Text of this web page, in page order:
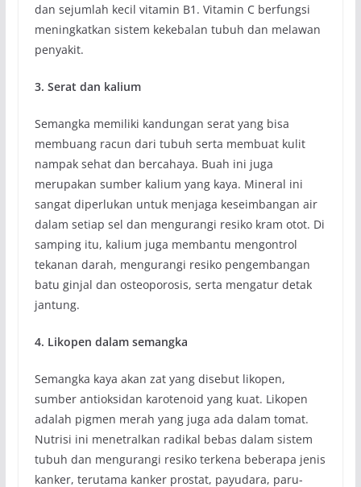
dan sejumlah kecil vitamin B1. Vitamin C berfungsi
meningkatkan sistem kekebalan tubuh dan melawan
penyakit.
3. Serat dan kalium
Semangka memiliki kandungan serat yang bisa
membuang racun dari tubuh serta membuat kulit
nampak sehat dan bercahaya. Buah ini juga
merupakan sumber kalium yang kaya. Mineral ini
sangat diperlukan untuk menjaga keseimbangan air
dalam setiap sel dan mengurangi resiko kram otot. Di
samping itu, kalium juga membantu mengontrol
tekanan darah, mengurangi resiko pengembangan
batu ginjal dan osteoporosis, serta mengatur detak
jantung.
4. Likopen dalam semangka
Semangka kaya akan zat yang disebut likopen,
sumber antioksidan karotenoid yang kuat. Likopen
adalah pigmen merah yang juga ada dalam tomat.
Nutrisi ini menetralkan radikal bebas dalam sistem
tubuh dan mengurangi resiko terkena beberapa jenis
kanker, terutama kanker prostat, payudara, paru-